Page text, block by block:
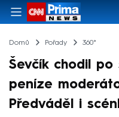
Domů Pořady 360°
Ševčík chodil po
peníze
Předváděl i